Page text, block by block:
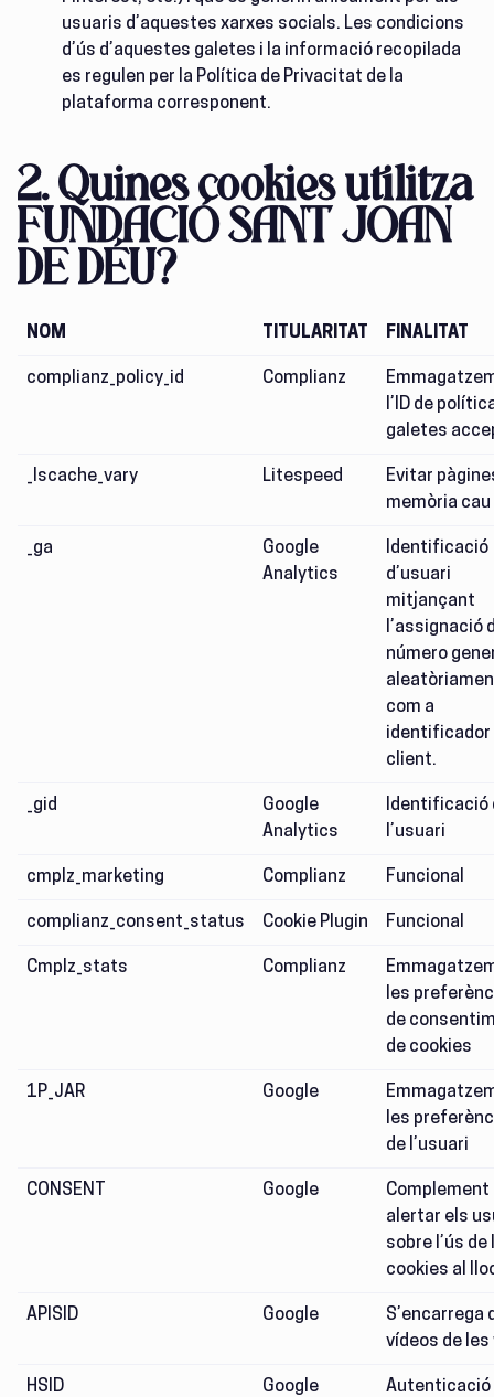
usuaris d’aquestes xarxes socials. Les condicions
d’ús d’aquestes galetes i la informació recopilada
es regulen per la Política de Privacitat de la
plataforma corresponent.
2.Quines cookies utilitza
FUNDACIÓ SANT JOAN
DE DÉU?
NOM TITULARITAT FINALITAT
complianz_policy_id Complianz
l’ID de
galetes
_lscache_vary Litespeed
Evitar
memòria cau
_ga
Google
Analytics
Identificació
d’usuari
mitjançant
l’assignació
número
com a
identificador
client.
_gid
Google
Analytics
Identificació
l’usuari
cmplz_marketing Complianz Funcional
complianz_consent_status Cookie Plugin Funcional
Cmplz_stats Complianz
les
de
de cookies
1P_JAR Google
les
de l’usuari
CONSENT Google
Complement
alertar els
sobre l’ús de
cookies al
APISID Google
S’encarrega
vídeos de les
HSID Google
Autenticació